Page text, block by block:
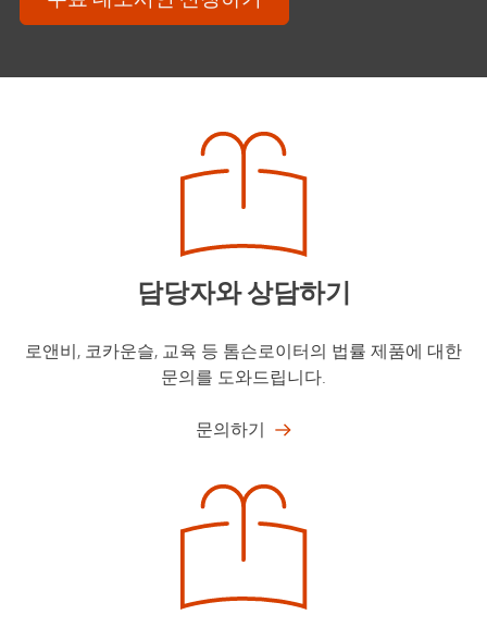
담당자와 상담하기​
로앤비, 코카운슬, 교육 등 톰슨로이터의 법률 제품에 대한
문의를 도와드립니다.​
문의하기